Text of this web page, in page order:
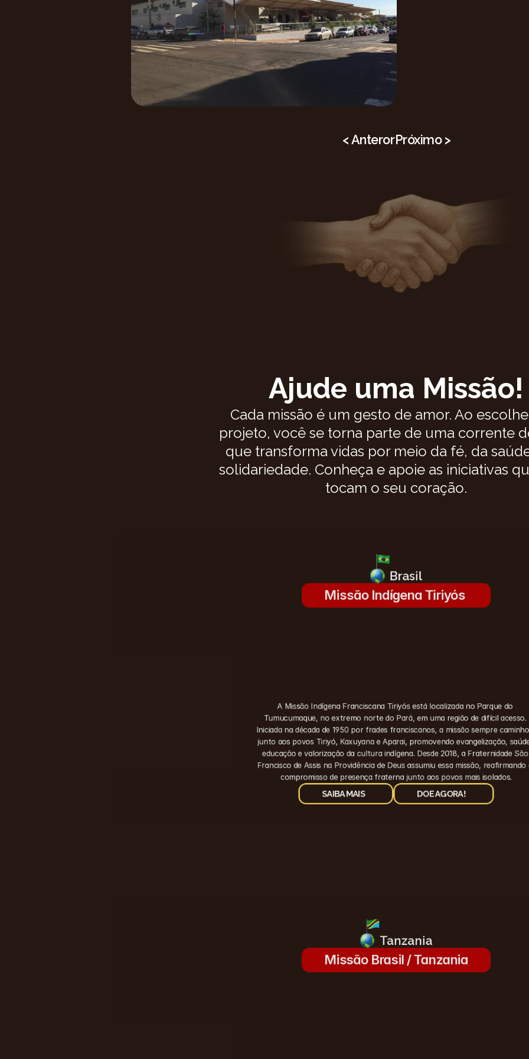
< AnterorPróximo >
Ajude uma Missão!
Cada missão é um gesto de amor. Ao
projeto, você se torna parte de uma corrente
que transforma vidas por meio da fé, da
solidariedade. Conheça e apoie as iniciativas
tocam o seu coração.
Brasil
Missão Indígena Tiriyós
A Missão Indígena Franciscana Tiriyós está localizada no Parque do
Tumucumaque, no extremo norte do Pará, em uma região de difícil acesso.
Iniciada na década de 1950 por frades franciscanos, a missão sempre
junto aos povos Tiriyó, Kaxuyana e Aparai, promovendo evangelização,
educação e valorização da cultura indígena. Desde 2018, a Fraternidade São
Francisco de Assis na Providência de Deus assumiu essa missão, reafirmando
compromisso de presença fraterna junto aos povos mais isolados.
SAIBA MAIS DOE AGORA!
Tanzania
Missão Brasil / Tanzania